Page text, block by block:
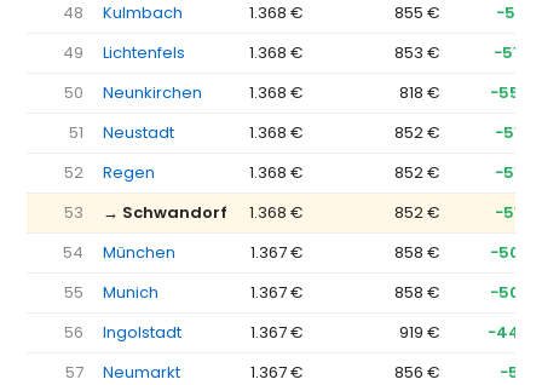
48 Kulmbach 1.368 € 855 €
−513
49
Lichtenfels 1.368 € 853 €
−514
50
Neunkirchen 1.368 € 818 €
−550
51
Neustadt 1.368 € 852 €
−516
52
Regen 1.368 € 852 €
−516
53
→ Schwandorf 1.368 € 852 €
−516
54
München 1.367 € 858 €
−509
55
Munich 1.367 € 858 €
−509
56
Ingolstadt 1.367 € 919 €
−449
57
Neumarkt 1.367 € 856 €
−511